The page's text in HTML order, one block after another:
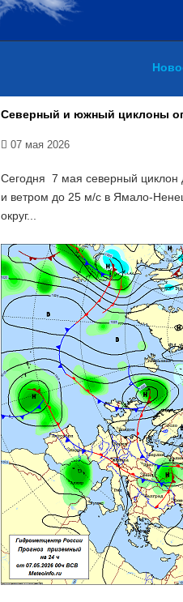
Северный и южный циклоны
07 мая 2026
Сегодня 7 мая северный циклон
и ветром до 25 м/с в Ямало-
округ...